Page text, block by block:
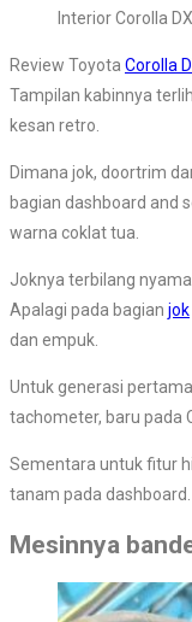
Interior Corolla DX
Review Toyota Corolla
Tampilan kabinnya
kesan retro.
Dimana jok, doortrim
bagian dashboard and
warna coklat tua.
Joknya terbilang
Apalagi pada bagian jok
dan empuk.
Untuk generasi
tachometer, baru pada
Sementara untuk fitur
tanam pada dashboard.
Mesinnya